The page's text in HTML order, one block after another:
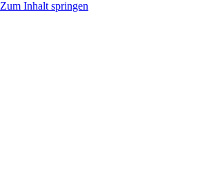
Zum Inhalt springen